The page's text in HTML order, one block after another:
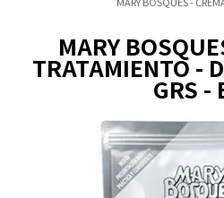
MARY
TRATAMIENTO -
GRS -